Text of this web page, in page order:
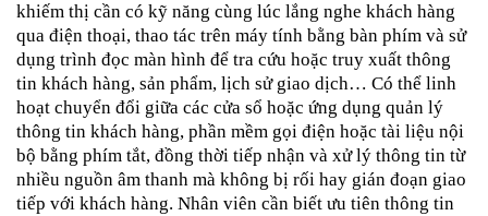
khiếm thị cần có kỹ năng cùng lúc lắng nghe khách hàng
qua điện thoại, thao tác trên máy tính bằng bàn phím và sử
dụng trình đọc màn hình để tra cứu hoặc truy xuất thông
tin khách hàng, sản phẩm, lịch sử giao dịch… Có thể linh
hoạt chuyển đổi giữa các cửa sổ hoặc ứng dụng quản lý
thông tin khách hàng, phần mềm gọi điện hoặc tài liệu nội
bộ bằng phím tắt, đồng thời tiếp nhận và xử lý thông tin từ
nhiều nguồn âm thanh mà không bị rối hay gián đoạn giao
tiếp với khách hàng. Nhân viên cần biết ưu tiên thông tin